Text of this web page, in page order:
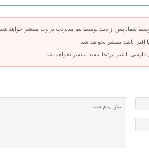
شما، پس از تایید توسط تیم مدیریت در وب منتشر خواهد شد.
افترا باشد منتشر نخواهد شد.
فارسی یا غیر مرتبط باشد منتشر نخواهد شد.